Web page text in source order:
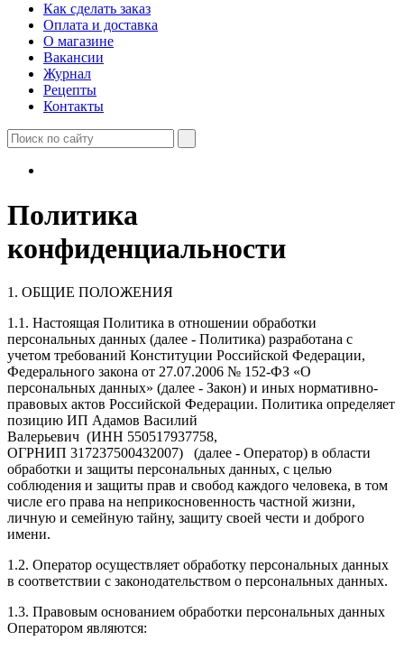
Как сделать заказ
Оплата и доставка
О магазине
Вакансии
Журнал
Рецепты
Контакты
Политика
конфиденциальности
1. ОБЩИЕ ПОЛОЖЕНИЯ
1.1. Настоящая Политика в отношении обработки
персональных данных (далее - Политика) разработана с
учетом требований Конституции Российской Федерации,
Федерального закона от 27.07.2006 № 152-ФЗ «О
персональных данных» (далее - Закон) и иных нормативно-
правовых актов Российской Федерации. Политика определяет
позицию ИП Адамов Василий
Валерьевич (ИНН 550517937758,
ОГРНИП 317237500432007)
(далее - Оператор) в области
обработки и защиты персональных данных, с целью
соблюдения и защиты прав и свобод каждого человека, в том
числе его права на неприкосновенность частной жизни,
личную и семейную тайну, защиту своей чести и доброго
имени.
1.2. Оператор осуществляет обработку персональных данных
в соответствии с законодательством о персональных данных.
1.3. Правовым основанием обработки персональных данных
Оператором являются: